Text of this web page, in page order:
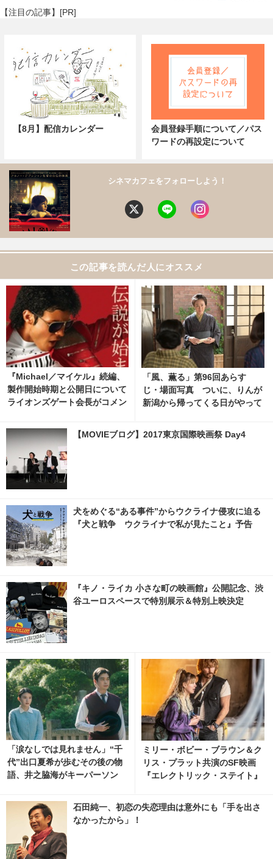
【注目の記事】[PR]
【8月】配信カレンダー
会員登録手順について／パス
ワードの再設定について
シネマカフェをフォローしよう！
この記事を読んだ人にオススメ
『Michael／マイケル』続編、
製作開始時期と公開日について
ライオンズゲート会長がコメン
acafe.net
「風、薫る」第96回あらす
じ・場面写真 ついに、りんが
新潟から帰ってくる日がやって
真・画像 | cinemacafe.net
【MOVIEブログ】2017東京国際映画祭 Day4
犬をめぐる“ある事件”からウクライナ侵攻に迫る
『犬と戦争 ウクライナで私が見たこと』予告
『キノ・ライカ 小さな町の映画館』公開記念、渋
谷ユーロスペースで特別展示＆特別上映決定
「涙なしでは見れません」“千
代”出口夏希が歩むその後の物
語、井之脇海がキーパーソン
出会いたい。』 2枚目の写真・
画像 | cinemacafe.net
ミリー・ボビー・ブラウン＆ク
リス・プラット共演のSF映画
『エレクトリック・ステイト』
石田純一、初恋の失恋理由は意外にも「手を出さ
なかったから」！